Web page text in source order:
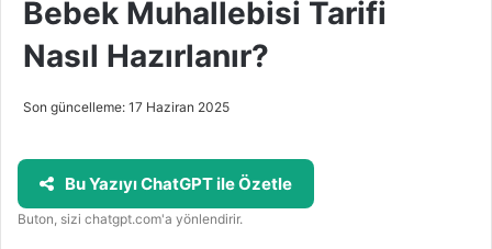
Bebek Muhallebisi Tarifi
Nasıl Hazırlanır?
Son güncelleme: 17 Haziran 2025
Bu Yazıyı ChatGPT ile Özetle
Buton, sizi chatgpt.com'a yönlendirir.